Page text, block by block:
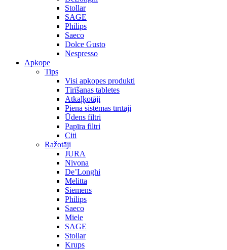
Stollar
SAGE
Philips
Saeco
Dolce Gusto
Nespresso
Apkope
Tips
Visi apkopes produkti
Tīrīšanas tabletes
Atkaļķotāji
Piena sistēmas tīrītāji
Ūdens filtri
Papīra filtri
Citi
Ražotāji
JURA
Nivona
De’Longhi
Melitta
Siemens
Philips
Saeco
Miele
SAGE
Stollar
Krups